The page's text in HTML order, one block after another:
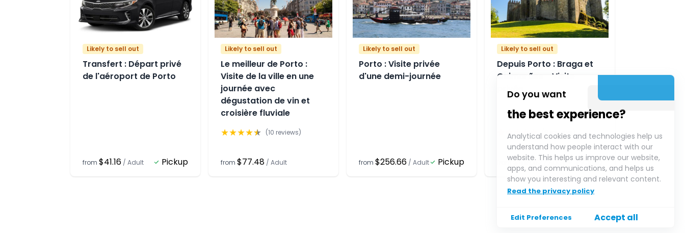
Do you want
the best experience?
Analytical cookies and technologies help us
understand how people interact with our
website. This helps us improve our website,
apps, and communications, and helps us
show you interesting and relevant content.
Read the privacy policy
Edit Preferences Accept all
Likely to sell out
Transfert : Départ privé
de l'aéroport de Porto
from $41.16 / Adult Pickup
Likely to sell out
Le meilleur de Porto :
Visite de la ville en une
journée avec
dégustation de vin et
croisière fluviale
★★★★★ (10 reviews)
from $77.48 / Adult
Likely to sell out
Porto : Visite privée
d'une demi-journée
from $256.66 / Adult Pickup
Likely to sell out
Depuis Porto : Braga et
Guimarães - Visite
privée
★★★★ reviews)
from$491.52 /Adult Pickup